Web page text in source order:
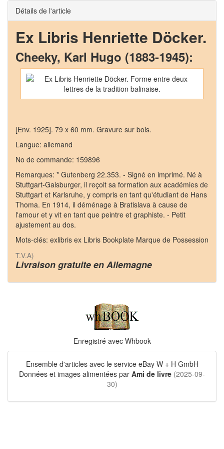
Détails de l'article
Ex Libris Henriette Döcker.
Cheeky, Karl Hugo (1883-1945):
[Env. 1925]. 79 x 60 mm. Gravure sur bois.
Langue: allemand
No de commande: 159896
Remarques: * Gutenberg 22.353. - Signé en imprimé. Né à
Stuttgart-Gaisburger, il reçoit sa formation aux académies de
Stuttgart et Karlsruhe, y compris en tant qu'étudiant de Hans
Thoma. En 1914, il déménage à Bratislava à cause de
l'amour et y vit en tant que peintre et graphiste. - Petit
ajustement au dos.
Mots-clés: exlibris ex Libris Bookplate Marque de Possession
T.V.A)
Livraison gratuite en Allemagne
Enregistré avec Whbook
Ensemble d'articles avec le service eBay W + H GmbH
Données et images alimentées par Ami de livre (2025-09-
30)